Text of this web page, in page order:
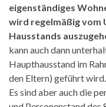
eigenständiges
wird regelmäßig vom
Hausstands
kann auch dann
Haupthausstand im
den Eltern) geführt wird.
Es sind aber auch die